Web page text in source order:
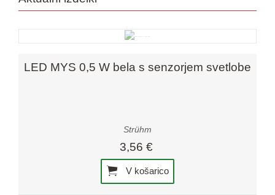
LED MYS 0,5 W bela s senzorjem svetlobe
Strühm
3,56 €
V košarico